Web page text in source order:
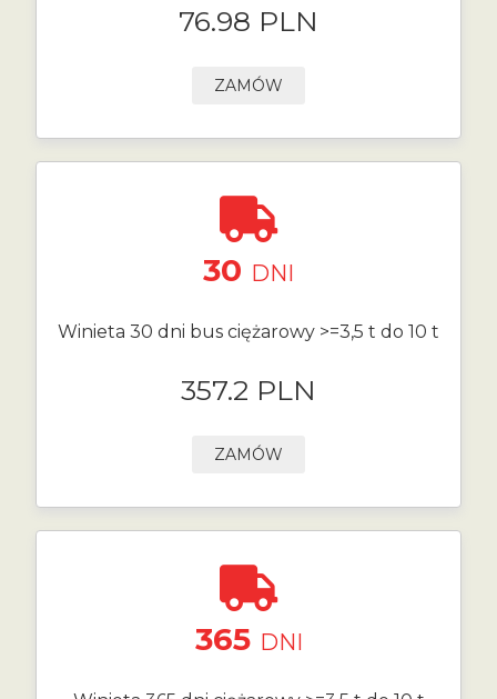
76.98 PLN
ZAMÓW
30 DNI
Winieta 30 dni bus ciężarowy >=3,5 t do 10 t
357.2 PLN
ZAMÓW
365 DNI